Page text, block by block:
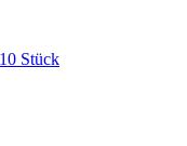
Stück